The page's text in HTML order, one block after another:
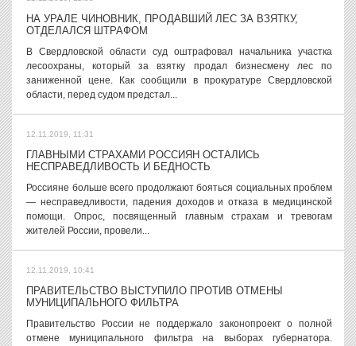
НА УРАЛЕ ЧИНОВНИК, ПРОДАВШИЙ ЛЕС ЗА ВЗЯТКУ,
ОТДЕЛАЛСЯ ШТРАФОМ
В Свердловской области суд оштрафовал начальника участка
лесоохраны, который за взятку продал бизнесмену лес по
заниженной цене. Как сообщили в прокуратуре Свердловской
области, перед судом предстал...
12.11.2019, 11:31
ГЛАВНЫМИ СТРАХАМИ РОССИЯН ОСТАЛИСЬ
НЕСПРАВЕДЛИВОСТЬ И БЕДНОСТЬ
Россияне больше всего продолжают бояться социальных проблем
— несправедливости, падения доходов и отказа в медицинской
помощи. Опрос, посвященный главным страхам и тревогам
жителей России, провели...
12.11.2019, 10:41
ПРАВИТЕЛЬСТВО ВЫСТУПИЛО ПРОТИВ ОТМЕНЫ
МУНИЦИПАЛЬНОГО ФИЛЬТРА
Правительство России не поддержало законопроект о полной
отмене муниципального фильтра на выборах губернатора.